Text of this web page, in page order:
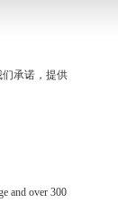
们承诺，提供
and over 300